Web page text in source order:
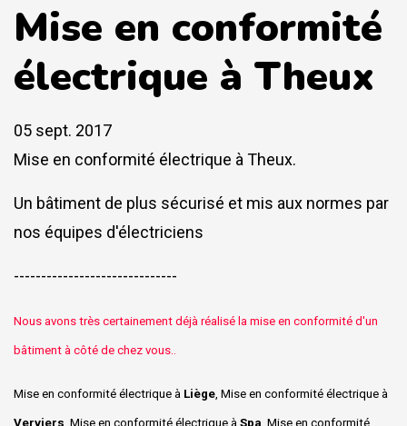
Mise en conformité
électrique à Theux
05 sept. 2017
Mise en conformité électrique à Theux.
Un bâtiment de plus sécurisé et mis aux normes par
nos équipes d'électriciens
------------------------------
Nous avons très certainement déjà réalisé la mise en conformité d'un
bâtiment à côté de chez vous..
Mise en conformité électrique à Liège, Mise en conformité électrique à
Verviers, Mise en conformité électrique à Spa, Mise en conformité